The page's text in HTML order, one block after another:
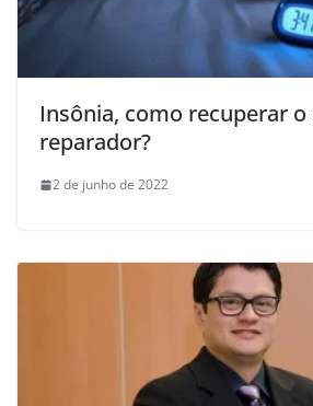
Insônia, como recuperar o
reparador?
2 de junho de 2022